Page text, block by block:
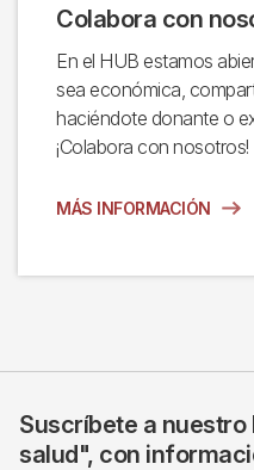
Colabora con
En el HUB estamos
sea económica,
haciéndote donante o
¡Colabora con nosotros!
MÁS INFORMACIÓN
Suscríbete a
salud", con